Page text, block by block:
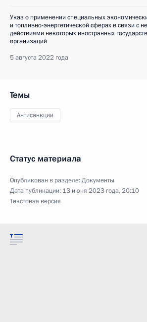
Указ о применении специальных
и топливно-энергетической сферах в связи с
действиями некоторых иностранных
организаций
5 августа 2022 года
Темы
Антисанкции
Статус материала
Опубликован в разделе:Документы
Дата публикации: 13 июня 2023 года, 20:10
Текстовая версия